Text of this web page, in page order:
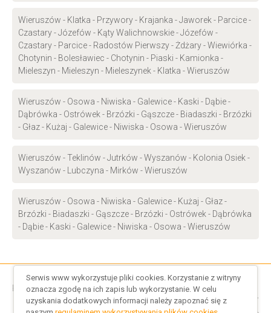
Wieruszów - Klatka - Przywory - Krajanka - Jaworek - Parcice -
Czastary - Józefów - Kąty Walichnowskie - Józefów -
Czastary - Parcice - Radostów Pierwszy - Żdżary - Wiewiórka -
Chotynin - Bolesławiec - Chotynin - Piaski - Kamionka -
Mieleszyn - Mieleszyn - Mieleszynek - Klatka - Wieruszów
Wieruszów - Osowa - Niwiska - Galewice - Kaski - Dąbie -
Dąbrówka - Ostrówek - Brzózki - Gąszcze - Biadaszki - Brzózki
- Głaz - Kużaj - Galewice - Niwiska - Osowa - Wieruszów
Wieruszów - Teklinów - Jutrków - Wyszanów - Kolonia Osiek -
Wyszanów - Lubczyna - Mirków - Wieruszów
Wieruszów - Osowa - Niwiska - Galewice - Kużaj - Głaz -
Brzózki - Biadaszki - Gąszcze - Brzózki - Ostrówek - Dąbrówka
- Dąbie - Kaski - Galewice - Niwiska - Osowa - Wieruszów
Regulamin serwisu/ Regulamin cookies
Indeks rozkładów jazdy/Indeks Polskich Przewoźników
/
Serwis www wykorzystuje pliki cookies. Korzystanie z witryny
oznacza zgodę na ich zapis lub wykorzystanie. W celu
uzyskania dodatkowych informacji należy zapoznać się z